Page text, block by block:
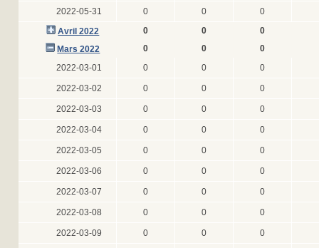
2022-05-31 0 0
0
Avril 2022
0 0
0
Mars 2022
0 0
0
2022-03-01
0 0 0
2022-03-02 0 0 0
2022-03-03 0 0 0
2022-03-04 0 0 0
2022-03-05 0 0 0
2022-03-06 0 0 0
2022-03-07 0 0 0
2022-03-08 0 0 0
2022-03-09 0 0 0